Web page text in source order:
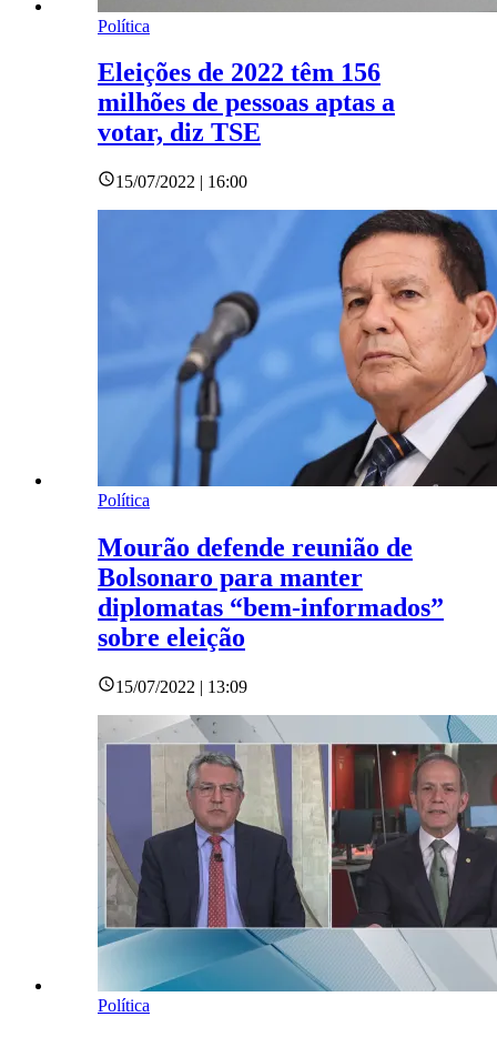
Política
Eleições de 2022 têm 156
milhões de pessoas aptas a
votar, diz TSE
15/07/2022 | 16:00
Política
Mourão defende reunião de
Bolsonaro para manter
diplomatas “bem-informados”
sobre eleição
15/07/2022 | 13:09
Política